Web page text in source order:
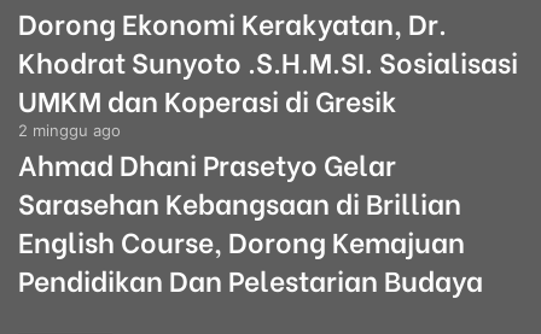
Dorong Ekonomi Kerakyatan, Dr.
Khodrat Sunyoto .S.H.M.SI. Sosialisasi
UMKM dan Koperasi di Gresik
2 minggu ago
Ahmad Dhani Prasetyo Gelar
Sarasehan Kebangsaan di Brillian
English Course, Dorong Kemajuan
Pendidikan Dan Pelestarian Budaya